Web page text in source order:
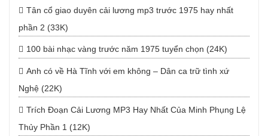
Tân cổ giao duyên cải lương mp3 trước 1975 hay nhất
phần 2 (33K)
100 bài nhạc vàng trước năm 1975 tuyển chọn (24K)
Anh có về Hà Tĩnh với em không – Dân ca trữ tình xứ
Nghệ (22K)
Trích Đoạn Cải Lương MP3 Hay Nhất Của Minh Phụng Lệ
Thủy Phần 1 (12K)